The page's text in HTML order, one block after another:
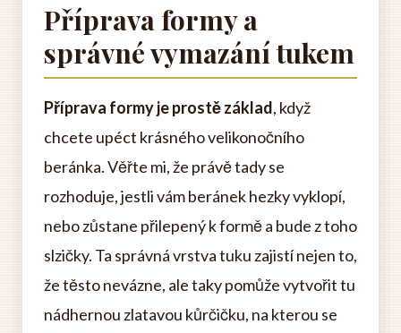
Příprava formy a
správné vymazání tukem
Příprava formy je prostě základ, když
chcete upéct krásného velikonočního
beránka. Věřte mi, že právě tady se
rozhoduje, jestli vám beránek hezky vyklopí,
nebo zůstane přilepený k formě a bude z toho
slzičky. Ta správná vrstva tuku zajistí nejen to,
že těsto nevázne, ale taky pomůže vytvořit tu
nádhernou zlatavou kůrčičku, na kterou se